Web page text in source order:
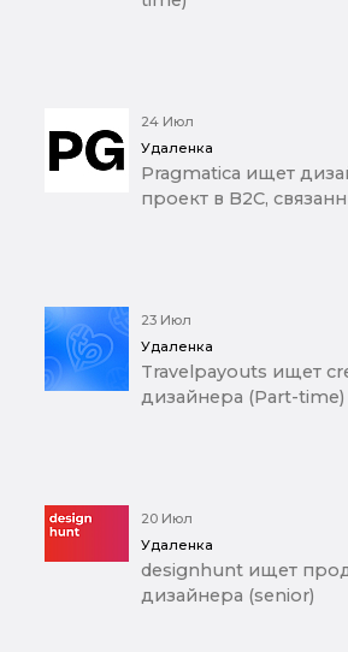
24 Июл
Удаленка
Pragmatica ищет
проект в B2C,
23 Июл
Удаленка
Travelpayouts ищет
дизайнера (Part-time)
20 Июл
Удаленка
designhunt ищет
дизайнера (senior)